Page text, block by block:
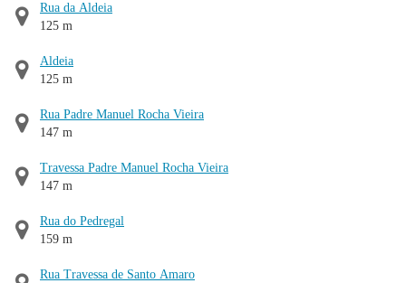
Rua da Aldeia
125 m
Aldeia
125 m
Rua Padre Manuel Rocha Vieira
147 m
Travessa Padre Manuel Rocha Vieira
147 m
Rua do Pedregal
159 m
Rua Travessa de Santo Amaro